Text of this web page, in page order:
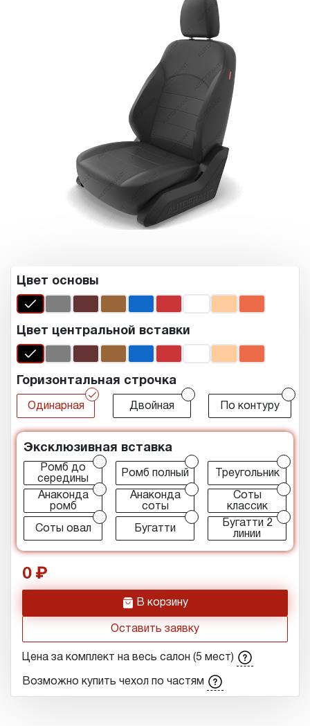
Цвет основы
Цвет центральной вставки
Горизонтальная строчка
r
Одинарная Двойная По контуру
Эксклюзивная вставка
Ромб до
середины
Ромб полный Треугольник
Анаконда
ромб
Анаконда
соты
Соты
классик
Соты овал Бугатти
Бугатти 2
линии
0
h В корзину
Оставить заявку
Цена за комплект на весь салон (5 мест)
Возможно купить чехол по частям